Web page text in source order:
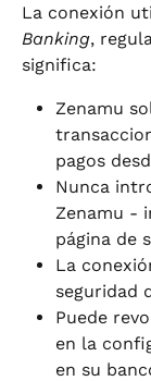
La conexión
Banking,
significa:
Zenamu
pagos
Nunca
Zenamu -
página de
La
seguridad
Puede
en la
en su